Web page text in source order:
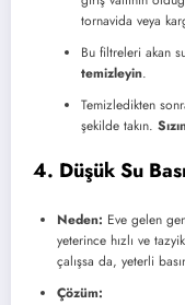
tornavida veya
Bu filtreleri akan
temizleyin.
Temizledikten
şekilde takın.
4. Düşük Su
Neden: Eve gelen
yeterince hızlı ve
çalışsa da, yeterli
Çözüm: